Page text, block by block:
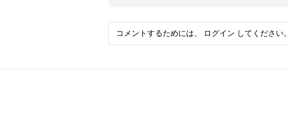
コメントするためには、 ログイン してください。